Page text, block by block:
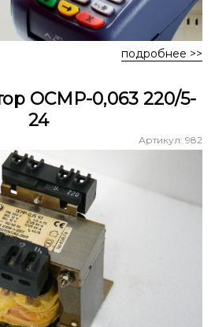
подробнее >>
ОСМР-0,063 220/5-
24
Артикул: 982